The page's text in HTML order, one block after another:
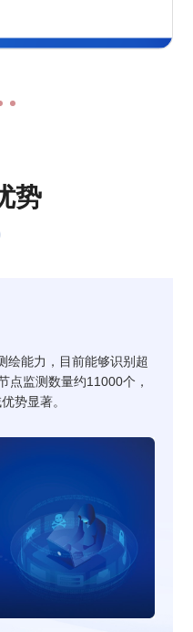
势
绘能力，目前能够识别超
点监测数量约11000个，
势显著。